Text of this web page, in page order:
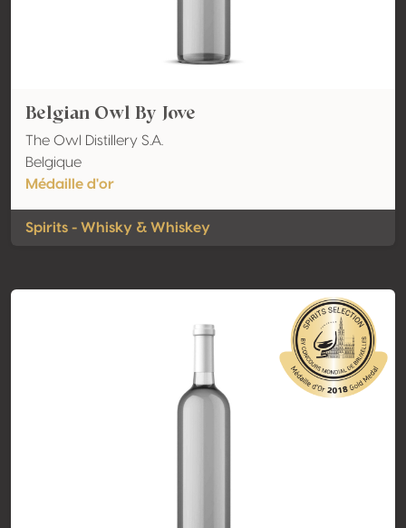
Belgian Owl By Jove
The Owl Distillery S.A.
Belgique
Médaille d'or
Spirits - Whisky & Whiskey